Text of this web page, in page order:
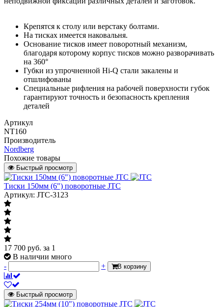
Крепятся к столу или верстаку болтами.
На тисках имеется наковальня.
Основание тисков имеет поворотный механизм,
благодаря которому корпус тисков можно разворачивать
на 360°
Губки из упрочненной Hi-Q стали закалены и
отшлифованы
Специальные рифления на рабочей поверхности губок
гарантируют точность и безопасность крепления
деталей
Артикул
NT160
Производитель
Nordberg
Похожие товары
Быстрый просмотр
Тиски 150мм (6") поворотные JTC
Артикул: JTC-3123
17 700 руб. за 1
В наличии много
-
+ В корзину
Быстрый просмотр